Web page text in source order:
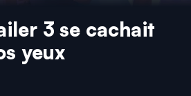
3 se cachait
yeux